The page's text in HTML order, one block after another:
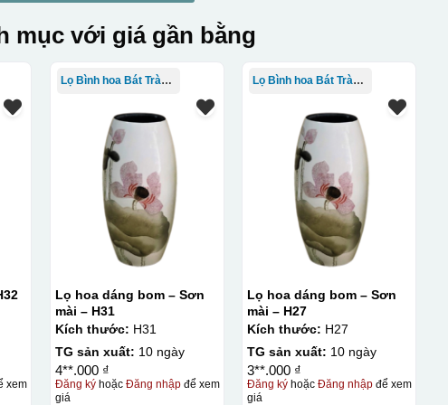
mục với giá gần bằng
xem
Lọ Bình hoa Bát Tràng in logo
Lọ hoa dáng bom – Sơn
mài – H31
Kích thước: H31
TG sản xuất: 10 ngày
4**.000 ₫
Đăng kýhoặc Đăng nhậpđể xem
giá
Lọ Bình hoa Bát Tràng in logo
Lọ hoa dáng bom – Sơn
mài – H27
Kích thước: H27
TG sản xuất: 10 ngày
3**.000 ₫
Đăng ký hoặcĐăng nhập để xem
giá